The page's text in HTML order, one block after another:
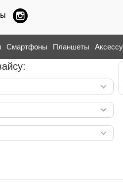
Смартфоны Планшеты